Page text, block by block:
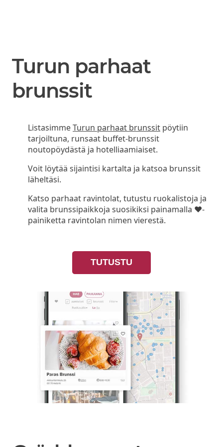
Turun parhaat
brunssit
ListasimmeTurun parhaat brunssit pöytiin
tarjoiltuna, runsaat buffet-brunssit
noutopöydästä ja hotelliaamiaiset.
Voit löytää sijaintisi kartalta ja katsoa brunssit
läheltäsi.
Katso parhaat ravintolat, tutustu ruokalistoja ja
valita brunssipaikkoja suosikiksi painamalla ❤-
painiketta ravintolan nimen vierestä.
TUTUSTU